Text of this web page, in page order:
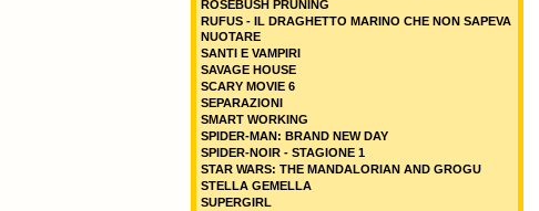
ROSEBUSH PRUNING
RUFUS - IL DRAGHETTO MARINO CHE NON SAPEVA
NUOTARE
SANTI E VAMPIRI
SAVAGE HOUSE
SCARY MOVIE 6
SEPARAZIONI
SMART WORKING
SPIDER-MAN: BRAND NEW DAY
SPIDER-NOIR - STAGIONE 1
STAR WARS: THE MANDALORIAN AND GROGU
STELLA GEMELLA
SUPERGIRL